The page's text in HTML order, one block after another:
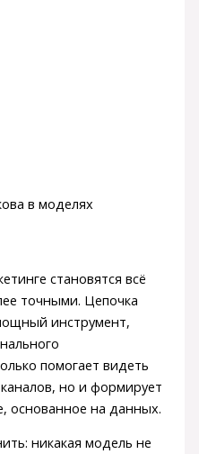
становятся всё
точными. Цепочка
инструмент,
помогает видеть
но и формирует
основанное на данных.
никакая модель не